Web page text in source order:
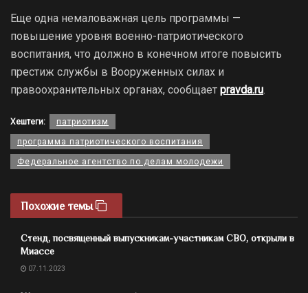
Еще одна немаловажная цель программы —
повышение уровня военно-патриотического
воспитания, что должно в конечном итоге повысить
престиж службы в Вооруженных силах и
правоохранительных органах, сообщает pravda.ru.
Хештеги: патриотизм
программа патриотического воспитания
Федеральное агентство по делам молодежи
Похожие темы
Стенд, посвященный выпускникам-участникам СВО, открыли в
Миассе
07.11.2023